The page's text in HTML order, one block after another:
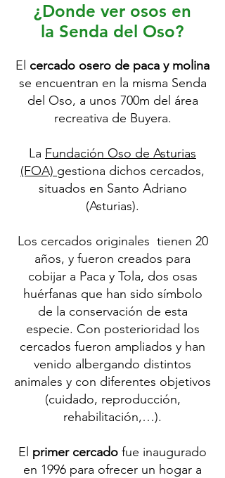
¿Donde ver osos en
la Senda del Oso?
El cercado osero de paca y molina
se encuentran en la misma Senda
del Oso, a unos 700m del área
recreativa de Buyera.
La Fundación Oso de Asturias
(FOA) gestiona dichos cercados,
situados en Santo Adriano
(Asturias).
Los cercados originales tienen 20
años, y fueron creados para
cobijar a Paca y Tola, dos osas
huérfanas que han sido símbolo
de la conservación de esta
especie. Con posterioridad los
cercados fueron ampliados y han
venido albergando distintos
animales y con diferentes objetivos
(cuidado, reproducción,
rehabilitación,…).
El primer cercado fue inaugurado
en 1996 para ofrecer un hogar a